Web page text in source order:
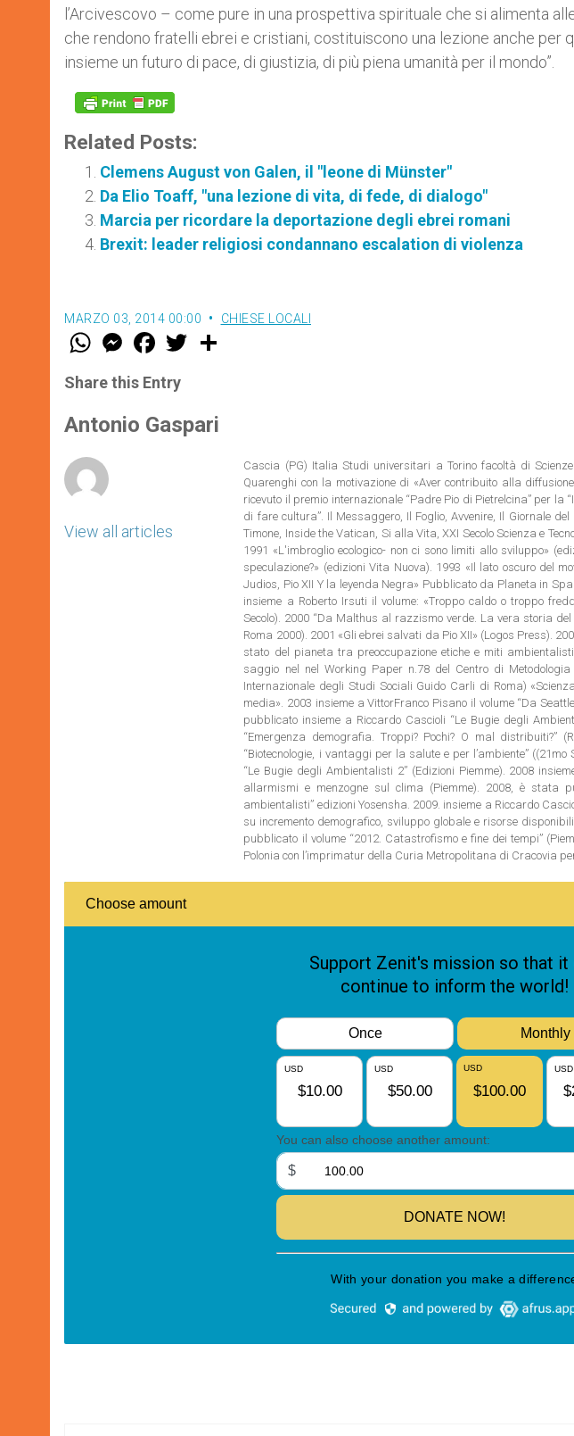
l’Arcivescovo – come pure in una prospettiva spirituale che si alimenta
che rendono fratelli ebrei e cristiani, costituiscono una lezione anche per
insieme un futuro di pace, di giustizia, di più piena umanità per il mondo”.
Related Posts:
Clemens August von Galen, il "leone di Münster"
Da Elio Toaff, "una lezione di vita, di fede, di dialogo"
Marcia per ricordare la deportazione degli ebrei romani
Brexit: leader religiosi condannano escalation di violenza
MARZO 03, 2014 00:00 CHIESE LOCALI
W
t
s
p
p
M
e
s
e
g
e
F
a
e
b
o
k
w
r
Share this Entry
Antonio Gaspari
View all articles
Cascia (PG) Italia Studi universitari a Torino facoltà di
Quarenghi con la motivazione di «Aver contribuito alla
ricevuto il premio internazionale “Padre Pio di Pietrelcina” per
di fare cultura”. Il Messaggero, Il Foglio, Avvenire, Il Giornale
Timone, Inside the Vatican, Si alla Vita, XXI Secolo Scienza e
1991 «L'imbroglio ecologico- non ci sono limiti allo sviluppo»
speculazione?» (edizioni Vita Nuova). 1993 «Il lato oscuro del
Judios, Pio XII Y la leyenda Negra» Pubblicato da Planeta in
insieme a Roberto Irsuti il volume: «Troppo caldo o troppo
Secolo). 2000 “Da Malthus al razzismo verde. La vera storia del
Roma 2000). 2001 «Gli ebrei salvati da Pio XII» (Logos Press).
stato del pianeta tra preoccupazione etiche e miti
saggio nel nel Working Paper n.78 del Centro di
Internazionale degli Studi Sociali Guido Carli di Roma)
media». 2003 insieme a VittorFranco Pisano il volume “Da
pubblicato insieme a Riccardo Cascioli “Le Bugie degli
“Emergenza demografia. Troppi? Pochi? O mal distribuiti?”
“Biotecnologie, i vantaggi per la salute e per l’ambiente”
“Le Bugie degli Ambientalisti 2” (Edizioni Piemme). 2008
allarmismi e menzogne sul clima (Piemme). 2008, è stata
ambientalisti” edizioni Yosensha. 2009. insieme a Riccardo
su incremento demografico, sviluppo globale e risorse
pubblicato il volume “2012. Catastrofismo e fine dei tempi”
Polonia con l’imprimatur della Curia Metropolitana di Cracovia